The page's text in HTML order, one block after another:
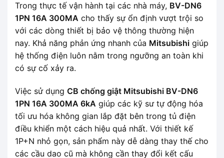
Trong thực tế vận hành tại các nhà máy, BV-DN6
1PN 16A 300MA cho thấy sự ổn định vượt trội so
với các dòng thiết bị bảo vệ thông thường hiện
nay. Khả năng phản ứng nhanh của Mitsubishi giúp
hệ thống điện luôn nằm trong ngưỡng an toàn khi
có sự cố xảy ra.
Việc sử dụng CB chống giật Mitsubishi BV-DN6
1PN 16A 300MA 6kA giúp các kỹ sư tự động hóa
tối ưu hóa không gian lắp đặt bên trong tủ điện
điều khiển một cách hiệu quả nhất. Với thiết kế
1P+N nhỏ gọn, sản phẩm này dễ dàng thay thế cho
các cầu dao cũ mà không cần thay đổi kết cấu